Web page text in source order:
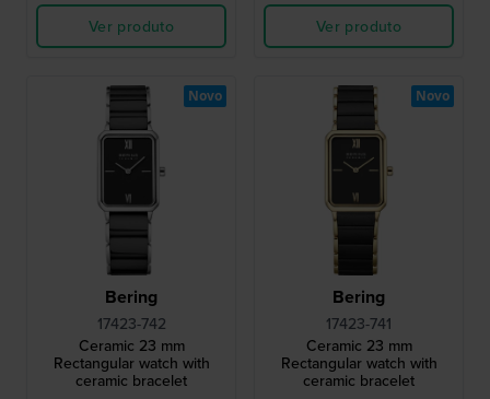
Ver produto
Ver produto
Bering
17423-742
Ceramic 23 mm
Rectangular watch with
ceramic bracelet
Novo
Bering
17423-741
Ceramic 23 mm
Rectangular watch with
ceramic bracelet
Novo